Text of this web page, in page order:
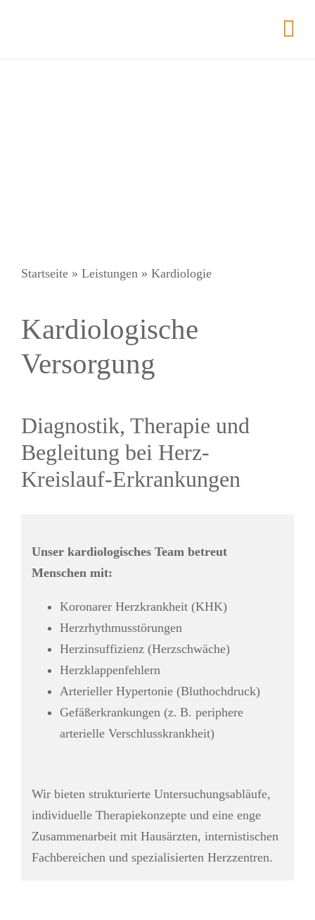
Startseite» Leistungen» Kardiologie
Kardiologische
Versorgung
Diagnostik, Therapie und
Begleitung bei Herz-
Kreislauf-Erkrankungen
Unser kardiologisches Team betreut
Menschen mit:
Koronarer Herzkrankheit (KHK)
Herzrhythmusstörungen
Herzinsuffizienz (Herzschwäche)
Herzklappenfehlern
Arterieller Hypertonie (Bluthochdruck)
Gefäßerkrankungen (z. B. periphere
arterielle Verschlusskrankheit)
Wir bieten strukturierte Untersuchungsabläufe,
individuelle Therapiekonzepte und eine enge
Zusammenarbeit mit Hausärzten, internistischen
Fachbereichen und spezialisierten Herzzentren.